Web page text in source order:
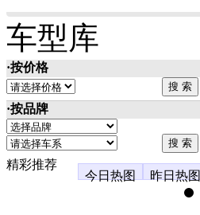
车型库
·按价格
·按品牌
精彩推荐
今日热图
昨日热图